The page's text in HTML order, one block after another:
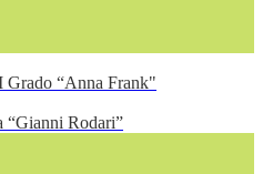
Grado “Anna Frank"
“Gianni Rodari”